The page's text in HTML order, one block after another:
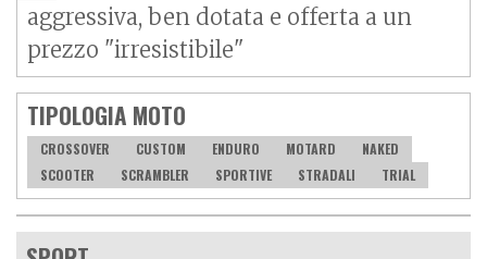
aggressiva, ben dotata e offerta a un
prezzo "irresistibile"
TIPOLOGIA MOTO
CROSSOVER CUSTOM ENDURO MOTARD
NAKED
SCOOTER
SCRAMBLER SPORTIVE STRADALI TRIAL